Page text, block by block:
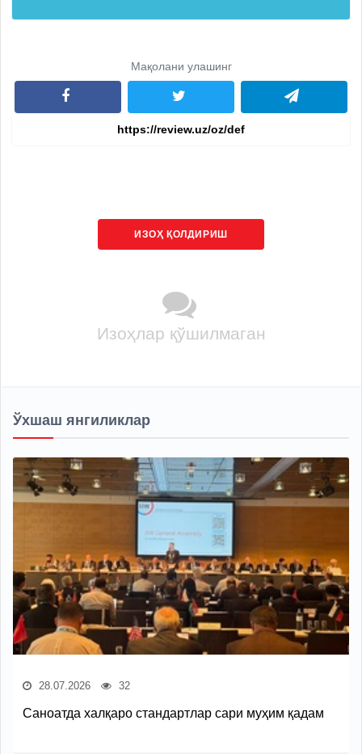
Мақолани улашинг
ИЗОҲ ҚОЛДИРИШ
Изоҳлар қўшилмаган
Ўхшаш янгиликлар
28.07.2026 32
Саноатда халқаро стандартлар сари муҳим қадам